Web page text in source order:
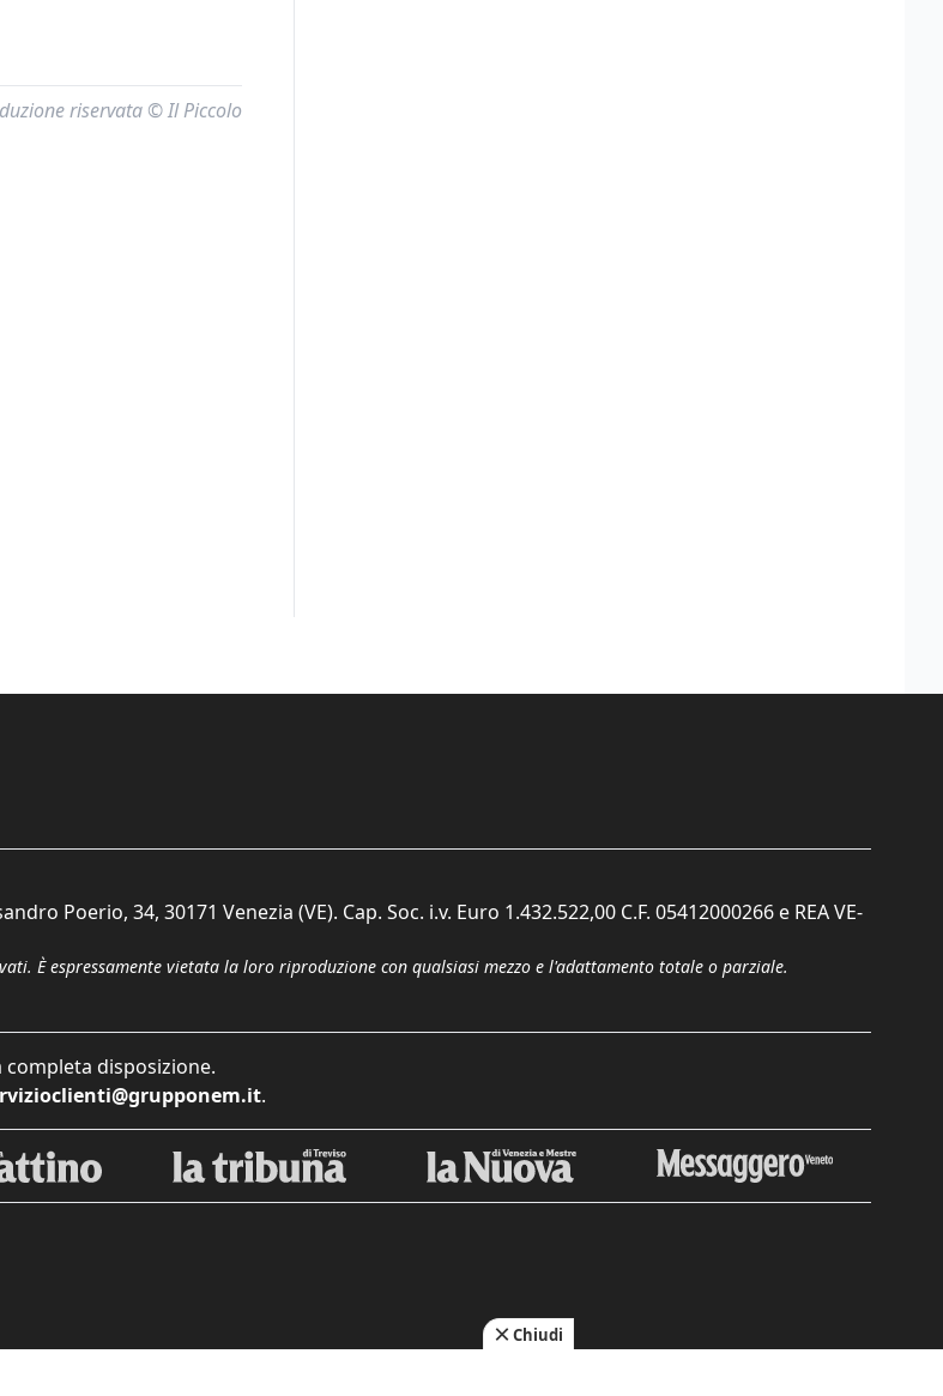
riservata © Il Piccolo
Poerio, 34, 30171 Venezia (VE). Cap. Soc. i.v. Euro 1.432.522,00 C.F. 05412000266 e REA VE-
È espressamente vietata la loro riproduzione con qualsiasi mezzo e l'adattamento totale o parziale.
disposizione.
.
Chiudi